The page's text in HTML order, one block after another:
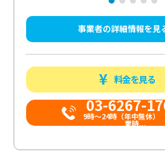
事業者の詳細情報を見
料金を見る
03-6267-
9時〜24時（年中無休
業時...